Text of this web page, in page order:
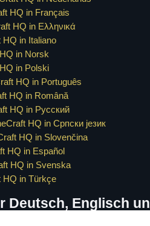
HQ in Français
HQ in Ελληνικά
HQ in Italiano
in Norsk
in Polski
HQ in Português
HQ in Română
HQ in Русский
HQ in Cрпски језик
HQ in Slovenčina
HQ in Español
HQ in Svenska
HQ in Türkçe
Deutsch, Englisch